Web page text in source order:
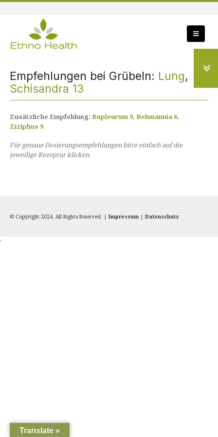
Empfehlungen bei Grübeln: Lung,
Schisandra 13
Zusätzliche Empfehlung: Bupleurum 9, Rehmannia 6,
Ziziphus 9
Für genaue Dosierungsempfehlungen bitte einfach auf die
jeweilige Rezeptur klicken.
© Copyright 2024. All Rights Reserved. | Impressum | Datenschutz
'
Translate »